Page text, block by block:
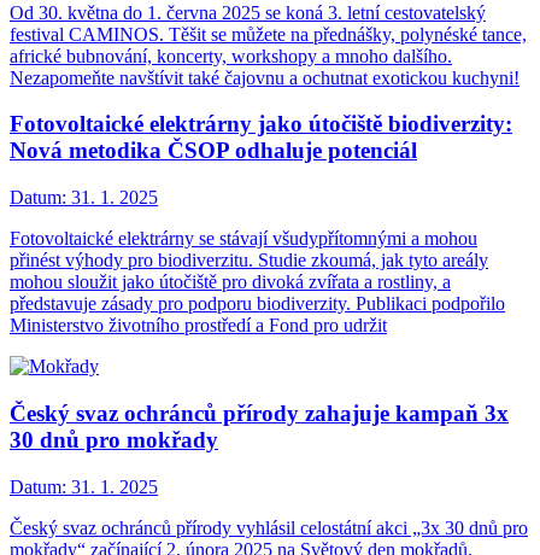
Od 30. května do 1. června 2025 se koná 3. letní cestovatelský
festival CAMINOS. Těšit se můžete na přednášky, polynéské tance,
africké bubnování, koncerty, workshopy a mnoho dalšího.
Nezapomeňte navštívit také čajovnu a ochutnat exotickou kuchyni!
Fotovoltaické elektrárny jako útočiště biodiverzity:
Nová metodika ČSOP odhaluje potenciál
Datum: 31. 1. 2025
Fotovoltaické elektrárny se stávají všudypřítomnými a mohou
přinést výhody pro biodiverzitu. Studie zkoumá, jak tyto areály
mohou sloužit jako útočiště pro divoká zvířata a rostliny, a
představuje zásady pro podporu biodiverzity. Publikaci podpořilo
Ministerstvo životního prostředí a Fond pro udržit
Český svaz ochránců přírody zahajuje kampaň 3x
30 dnů pro mokřady
Datum: 31. 1. 2025
Český svaz ochránců přírody vyhlásil celostátní akci „3x 30 dnů pro
mokřady“ začínající 2. února 2025 na Světový den mokřadů.